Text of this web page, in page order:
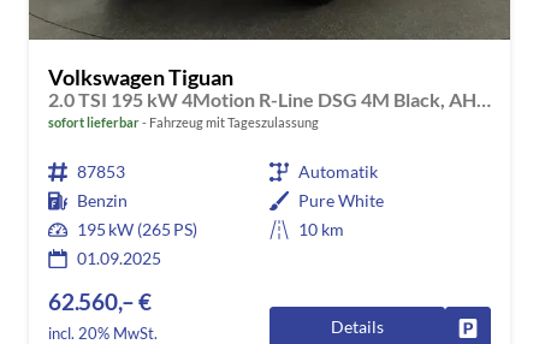
Volkswagen Tiguan
2.0 TSI 195 kW 4Motion R-Line DSG 4M Black, AHK, IQ.Light, 20-Zoll, Navi, Side, AreaView, sofort
sofort lieferbar Fahrzeug mit Tageszulassung
87853
Automatik
Benzin
Pure White
195 kW (265 PS)
10 km
01.09.2025
62.560,– €
incl. 20% MwSt.
Details